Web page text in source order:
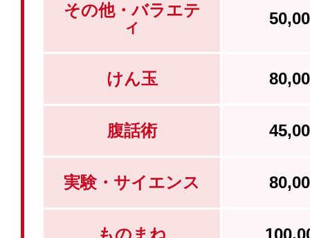
その他・バラエテ
ィ
けん玉
腹話術
実験・サイエンス